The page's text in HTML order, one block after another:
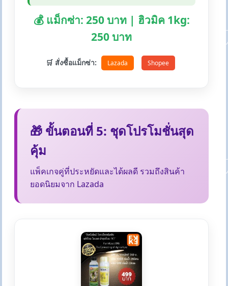
💰 แม็กซ่า: 250 บาท | ฮิวมิค 1kg:
250 บาท
🛒 สั่งซื้อแม็กซ่า: Lazada Shopee
🎁 ขั้นตอนที่ 5: ชุดโปรโมชั่นสุด
คุ้ม
แพ็คเกจคู่ที่ประหยัดและได้ผลดี รวมถึงสินค้า
ยอดนิยมจาก Lazada